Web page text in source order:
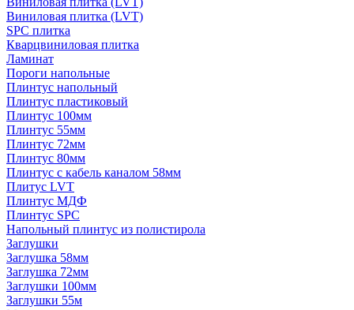
Виниловая плитка (LVT)
SPC плитка
Кварцвиниловая плитка
Ламинат
Пороги напольные
Плинтус напольный
Плинтус пластиковый
Плинтус 100мм
Плинтус 55мм
Плинтус 72мм
Плинтус 80мм
Плинтус с кабель каналом 58мм
Плитус LVT
Плинтус МДФ
Плинтус SPC
Напольный плинтус из полистирола
Заглушки
Заглушка 58мм
Заглушка 72мм
Заглушки 100мм
Заглушки 55м